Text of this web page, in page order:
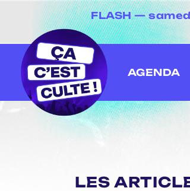
FLASH —[20 juin
AGENDA
LES